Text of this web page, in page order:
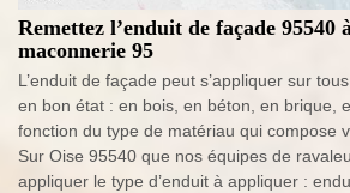
Remettez l’enduit de façade 95540
maconnerie 95
L’enduit de façade peut s’appliquer sur
en bon état : en bois, en béton, en brique,
fonction du type de matériau qui compose
Sur Oise 95540 que nos équipes de
appliquer le type d’enduit à appliquer :